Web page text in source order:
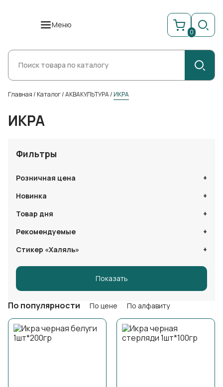
Меню
0
Главная/ Каталог/АКВАКУЛЬТУРА/ ИКРА
ИКРА
Фильтры
Розничная цена
Новинка
Товар дня
Рекомендуемые
Стикер «Халяль»
Показать
По популярности По цене По алфавиту